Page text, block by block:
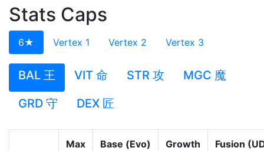
Stats Caps
6★ Vertex 1 Vertex 2 Vertex 3
BAL 王 VIT 命 STR 攻
MGC 魔
GRD 守
DEX 匠
Max Base (Evo) Growth Fusion